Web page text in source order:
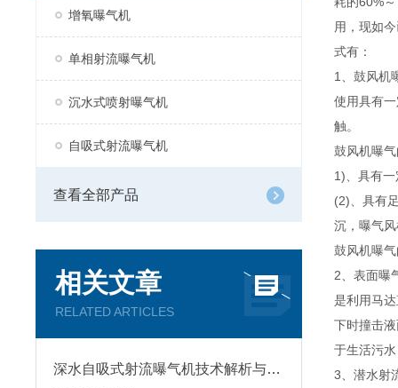
增氧曝气机
单相射流曝气机
沉水式喷射曝气机
自吸式射流曝气机
查看全部产品
相关文章
RELATED ARTICLES
深水自吸式射流曝气机技术解析与工程应用
用，现如
式有：
1、鼓风机
使用具有
触。
鼓风机曝
1)、具有
(2)、具有
沉，曝气
鼓风机曝
2、表面曝
是利用马
下时撞击
于生活污
3、潜水射